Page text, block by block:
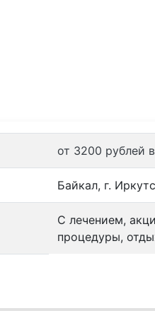
от 3200 рублей
Байкал, г.
С лечением,
процедуры,